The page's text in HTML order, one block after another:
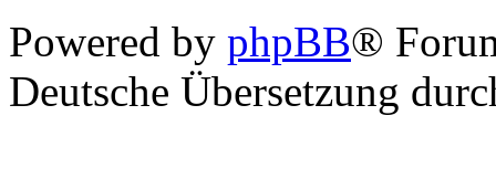
Powered by phpBB®
Deutsche Übersetzung